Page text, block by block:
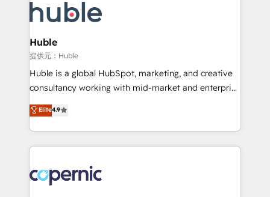
new HubSpot portal with Advanced Website and
CRM Migrations using our in-house "HubScrub" Tool.
skills, processes, and internal team you need to
attract the right buyers, close deals faster, and grow
without outside dependencies. You’ll learn how to: •
Set up, audit, and organize your HubSpot portal •
Get your sales team fully using HubSpot • Track
pipeline and revenue across the entire buyer journey
growth • Create content and videos that attract
buyers • Use AI to scale smarter Our coaching-led
lasts. So if you're ready to become the most trusted
voice in your market, let’s talk.
Huble
提供元：Huble
Huble is a global HubSpot, marketing, and creative
consultancy working with mid-market and enterprise
businesses. We go beyond implementation, shaping
the strategy, processes, and teams that turn
HubSpot into a genuine growth engine. Named
HubSpot's Global Partner of the Year in 2024,
worldwide, and with over 15 years in the ecosystem,
Huble has built a track record that speaks for itself.
Elite4.9